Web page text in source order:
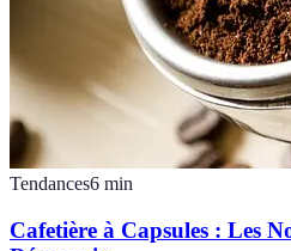
Tendances6 min
Cafetière à Capsules : Les